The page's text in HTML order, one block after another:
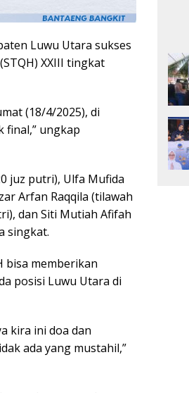
Luwu Utara sukses
XXIII tingkat
(18/4/2025), di
final,” ungkap
juz putri), Ulfa Mufida
Arfan Raqqila (tilawah
dan Siti Mutiah Afifah
singkat.
bisa memberikan
posisi Luwu Utara di
kira ini doa dan
ada yang mustahil,”